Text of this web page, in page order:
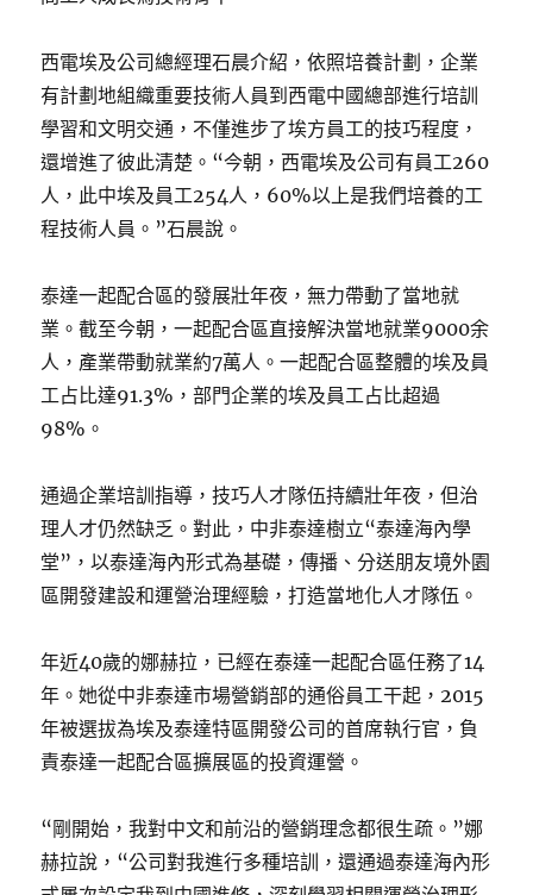
西電埃及公司總經理石晨介紹，依照培養計劃，企業
有計劃地組織重要技術人員到西電中國總部進行培訓
學習和文明交通，不僅進步了埃方員工的技巧程度，
還增進了彼此清楚。“今朝，西電埃及公司有員工260
人，此中埃及員工254人，60%以上是我們培養的工
程技術人員。”石晨說。
泰達一起配合區的發展壯年夜，無力帶動了當地就
業。截至今朝，一起配合區直接解決當地就業9000余
人，產業帶動就業約7萬人。一起配合區整體的埃及員
工占比達91.3%，部門企業的埃及員工占比超過
98%。
通過企業培訓指導，技巧人才隊伍持續壯年夜，但治
理人才仍然缺乏。對此，中非泰達樹立“泰達海內學
堂”，以泰達海內形式為基礎，傳播、分送朋友境外園
區開發建設和運營治理經驗，打造當地化人才隊伍。
年近40歲的娜赫拉，已經在泰達一起配合區任務了14
年。她從中非泰達市場營銷部的通俗員工干起，2015
年被選拔為埃及泰達特區開發公司的首席執行官，負
責泰達一起配合區擴展區的投資運營。
“剛開始，我對中文和前沿的營銷理念都很生疏。”娜
赫拉說，“公司對我進行多種培訓，還通過泰達海內形